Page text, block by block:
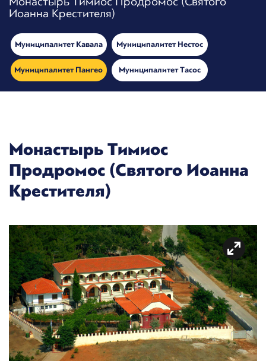
Иоанна Крестителя)
Муниципалитет Кавала Муниципалитет Нестос
Муниципалитет Пангео Муниципалитет Тасос
Монастырь Тимиос
Продромос (Святого Иоанна
Крестителя)